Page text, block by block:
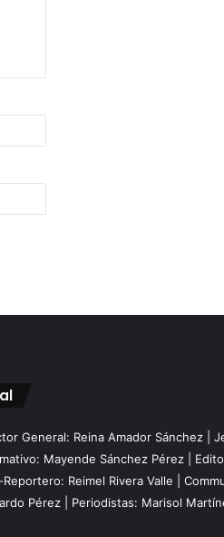
General: Reina Amador Sánchez |
Mayende Sánchez Pérez |
Reportero: Reimel Rivera Valle |
Pérez | Periodistas: Marisol